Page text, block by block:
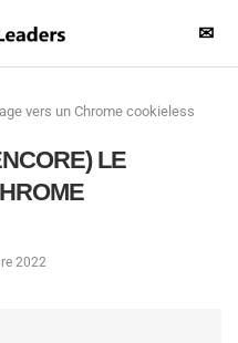
✉
vers un Chrome cookieless
LE
2022